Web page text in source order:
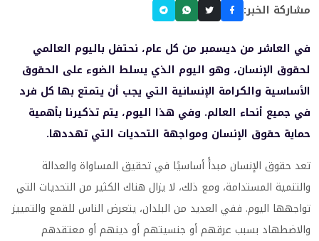
مشاركة الخبر:
في العاشر من ديسمبر من كل عام، نحتفل باليوم العالمي
لحقوق الإنسان، وهو اليوم الذي يسلط الضوء على الحقوق
الأساسية والكرامة الإنسانية التي يجب أن يتمتع بها كل فرد
في جميع أنحاء العالم. وفي هذا اليوم، يتم تذكيرنا بأهمية
حماية حقوق الإنسان ومواجهة التحديات التي تهددها.
تعد حقوق الإنسان مبدأً أساسيًا في تحقيق المساواة والعدالة
والتنمية المستدامة، ومع ذلك، لا يزال هناك الكثير من التحديات التي
تواجهها اليوم. ففي العديد من البلدان، يتعرض الناس للقمع والتمييز
والاضطهاد بسبب عرقهم أو جنسيتهم أو دينهم أو معتقدهم